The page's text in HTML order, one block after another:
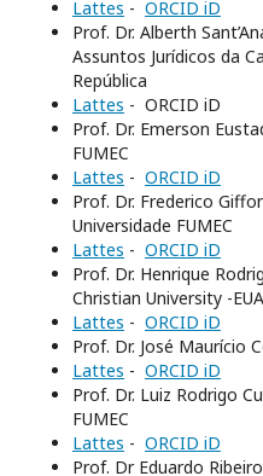
Lattes - ORCID iD
Prof. Dr. Alberth
Assuntos Jurídicos da
República
Lattes - ORCID iD
Prof. Dr. Emerson
FUMEC
Lattes - ORCID iD
Prof. Dr. Frederico
Universidade FUMEC
Lattes - ORCID iD
Prof. Dr. Henrique
Christian University -EUA
Lattes - ORCID iD
Prof. Dr. José Maurício
Lattes - ORCID iD
Prof. Dr. Luiz Rodrigo
FUMEC
Lattes - ORCID iD
Prof. Dr Eduardo